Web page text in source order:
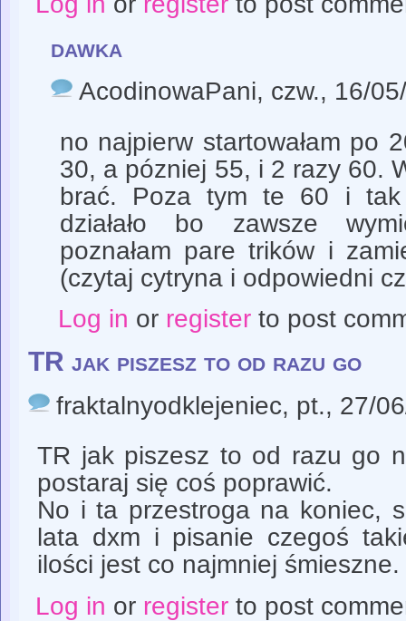
dawka
AcodinowaPani, czw., 16/
no najpierw startowałam po
30, a pózniej 55, i 2 razy 60.
brać. Poza tym te 60 i
działało bo zawsze
poznałam pare trików i
(czytaj cytryna i odpowiedni
Log in or registerto post
TR jak piszesz to od razu go
fraktalnyodklejeniec, pt., 27/
TR jak piszesz to od razu go
postaraj się coś poprawić.
No i ta przestroga na koniec,
lata dxm i pisanie czegoś
ilości jest co najmniej śmieszne.
Log in or registerto post